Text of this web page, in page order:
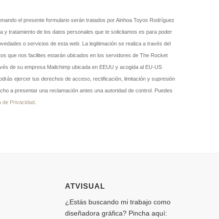
el presente formulario serán tratados por Ainhoa Toyos Rodríguez
y tratamiento de los datos personales que te solicitamos es para poder
o servicios de esta web. La legitimación se realiza a través del
que nos facilites estarán ubicados en los servidores de The Rocket
de su empresa Mailchimp ubicada en EEUU y acogida al EU-US
ejercer tus derechos de acceso, rectificación, limitación y supresión
a presentar una reclamación antes una autoridad de control. Puedes
de Privacidad.
ATVISUAL
¿Estás buscando mi trabajo como
diseñadora gráfica? Pincha aquí: